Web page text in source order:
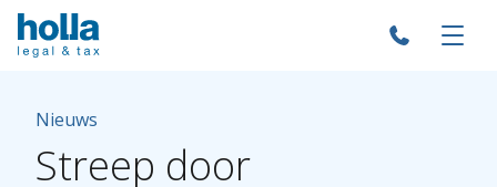
Nieuws
Streep door